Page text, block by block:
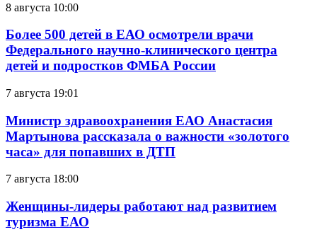
8 августа 10:00
Более 500 детей в ЕАО осмотрели врачи
Федерального научно-клинического центра
детей и подростков ФМБА России
7 августа 19:01
Министр здравоохранения ЕАО Анастасия
Мартынова рассказала о важности «золотого
часа» для попавших в ДТП
7 августа 18:00
Женщины-лидеры работают над развитием
туризма ЕАО